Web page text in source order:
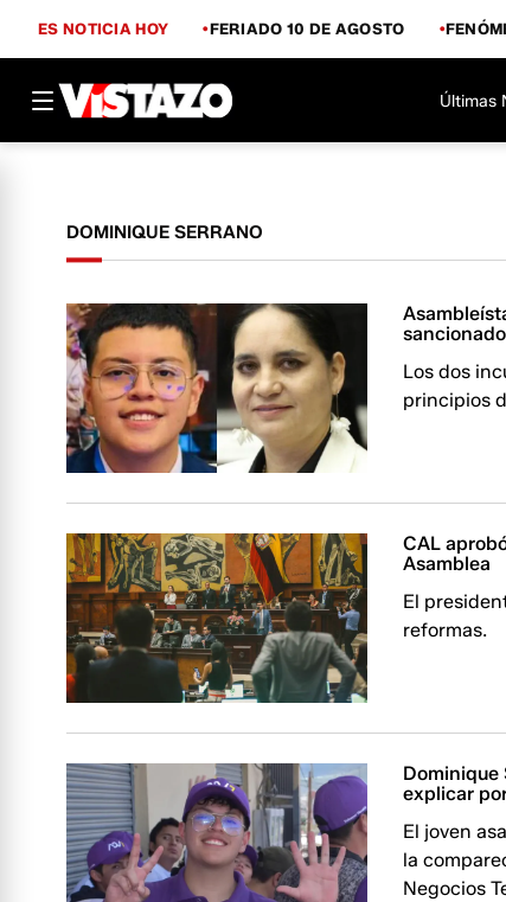
ES NOTICIA HOY FERIADO 10 DE AGOSTO
Últimas
DOMINIQUE SERRANO
Los dos
principios
CAL
Asamblea
El
reformas.
Dominique
explicar
El joven
la
Negocios